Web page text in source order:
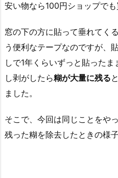
安い物なら100円ショップでも
窓の下の方に貼って垂れてく
う便利なテープなのですが、
しで1年くらいずっと貼った
し剥がしたら糊が大量に残る
ました。
そこで、今回は同じことをや
残った糊を除去したときの様